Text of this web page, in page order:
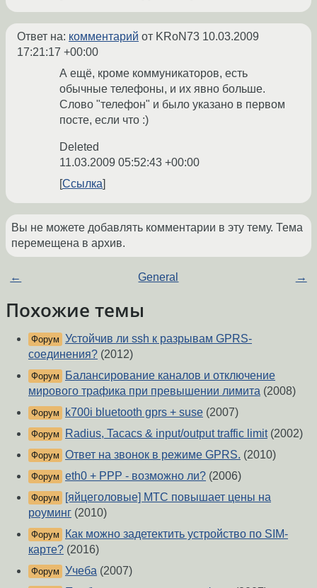
Ответ на: комментарий от KRoN73 10.03.2009
17:21:17 +00:00
А ещё, кроме коммуникаторов, есть
обычные телефоны, и их явно больше.
Слово "телефон" и было указано в первом
посте, если что :)
Deleted
11.03.2009 05:52:43 +00:00
Ссылка
Вы не можете добавлять комментарии в эту тему. Тема
перемещена в архив.
← General →
Похожие темы
Форум Устойчив ли ssh к разрывам GPRS-
соединения? (2012)
Форум
Балансирование каналов и отключение
мирового трафика при превышении лимита (2008)
Форум k700i bluetooth gprs + suse (2007)
Форум Radius, Tacacs & input/output traffic limit(2002)
Форум Ответ на звонок в режиме GPRS. (2010)
Форум eth0 + PPP - возможно ли? (2006)
Форум
[яйцеголовые] МТС повышает цены на
роуминг (2010)
Форум
Как можно задетектить устройство по SIM-
карте? (2016)
Форум Учеба (2007)